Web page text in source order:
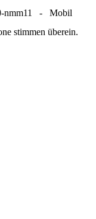
nmm11 - Mobil
stimmen überein.